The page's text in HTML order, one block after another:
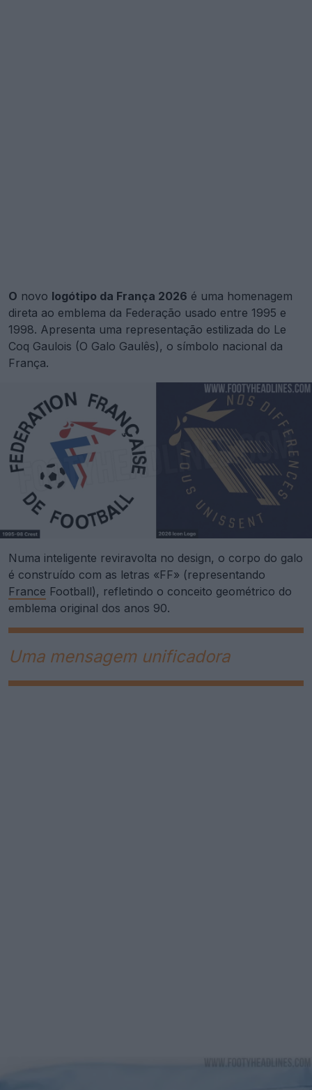
O novo logótipo da França 2026 é uma homenagem
direta ao emblema da Federação usado entre 1995 e
1998. Apresenta uma representação estilizada do Le
Coq Gaulois (O Galo Gaulês), o símbolo nacional da
França.
Numa inteligente reviravolta no design, o corpo do galo
é construído com as letras «FF» (representando
France Football), refletindo o conceito geométrico do
emblema original dos anos 90.
Uma mensagem unificadora